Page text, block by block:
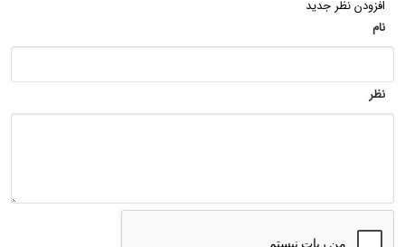
افزودن نظر جدید
نام
نظر